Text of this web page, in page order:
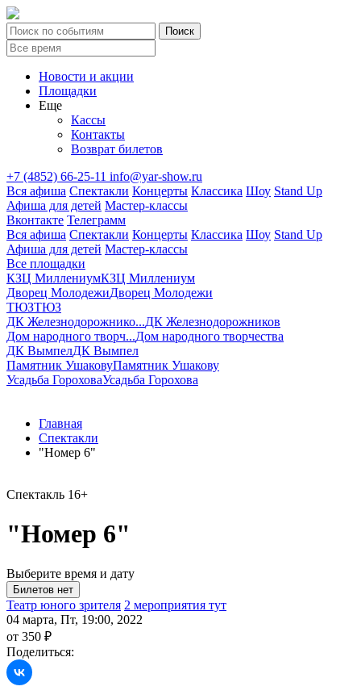
Новости и акции
Площадки
Еще
Кассы
Контакты
Возврат билетов
+7 (4852) 66-25-11 info@yar-show.ru
Вся афиша Спектакли Концерты Классика Шоу Stand Up
Афиша для детей Мастер-классы
Вконтакте Телеграмм
Вся афиша Спектакли Концерты Классика Шоу Stand Up
Афиша для детей Мастер-классы
Все площадки
КЗЦ МиллениумКЗЦ Миллениум
Дворец МолодежиДворец Молодежи
ТЮЗТЮЗ
ДК Железнодорожнико...ДК Железнодорожников
Дом народного творч...Дом народного творчества
ДК ВымпелДК Вымпел
Памятник УшаковуПамятник Ушакову
Усадьба ГороховаУсадьба Горохова
Главная
Спектакли
"Номер 6"
Спектакль 16+
"Номер 6"
Выберите время и дату
Театр юного зрителя 2 мероприятия тут
04 марта, Пт, 19:00, 2022
от 350 ₽
Поделиться: